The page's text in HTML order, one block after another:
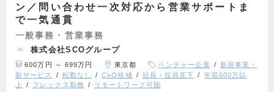
ン／問い合わせ一次対応から営業サポートま
で一気通貫
一般事務・営業事務
株式会社SCOグループ
600万円 ～ 699万円 東京都 ベンチャー企業
新規事業・
新サービス
転勤なし CxO候補 社長・役員直下
年収600万以
上
フレックス勤務 リモートワーク可能